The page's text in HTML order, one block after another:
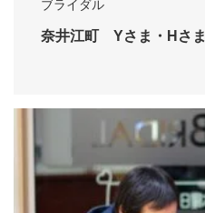
ブライダル
奈井江町 Yさま・Hさま